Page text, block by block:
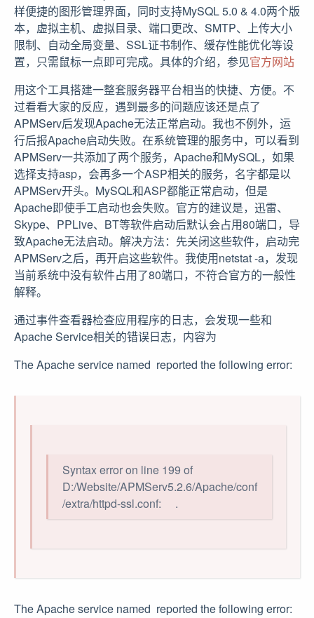
样便捷的图形管理界面，同时支持MySQL 5.0 & 4.0两个版
本，虚拟主机、虚拟目录、端口更改、SMTP、上传大小
限制、自动全局变量、SSL证书制作、缓存性能优化等设
置，只需鼠标一点即可完成。具体的介绍，参见官方网站
用这个工具搭建一整套服务器平台相当的快捷、方便。不
过看看大家的反应，遇到最多的问题应该还是点了
APMServ后发现Apache无法正常启动。我也不例外，运
行后报Apache启动失败。在系统管理的服务中，可以看到
APMServ一共添加了两个服务，Apache和MySQL，如果
选择支持asp，会再多一个ASP相关的服务，名字都是以
APMServ开头。MySQL和ASP都能正常启动，但是
Apache即使手工启动也会失败。官方的建议是，迅雷、
Skype、PPLive、BT等软件启动后默认会占用80端口，导
致Apache无法启动。解决方法：先关闭这些软件，启动完
APMServ之后，再开启这些软件。我使用netstat -a，发现
当前系统中没有软件占用了80端口，不符合官方的一般性
解释。
通过事件查看器检查应用程序的日志，会发现一些和
Apache Service相关的错误日志，内容为
The Apache service named reported the following error:
Syntax error on line 199 of
D:/Website/APMServ5.2.6/Apache/conf
/extra/httpd-ssl.conf: .
The Apache service named reported the following error: